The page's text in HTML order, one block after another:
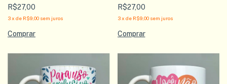
R$27,00
3x de R$9,00 sem juros
R$27,00
3 x de R$9,00 sem juros